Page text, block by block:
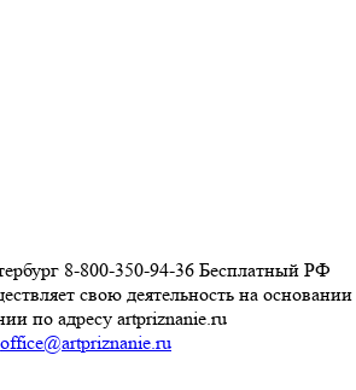
8-800-350-94-36 Бесплатный РФ
свою деятельность на
по адресу artpriznanie.ru
office@artpriznanie.ru